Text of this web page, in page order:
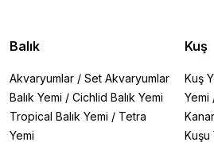
Balık
Akvaryumlar / Set Akvaryumlar
Balık Yemi / Cichlid Balık Yemi
Tropical Balık Yemi / Tetra
Yemi
Kuş
Kuş
Yemi
Kuşu